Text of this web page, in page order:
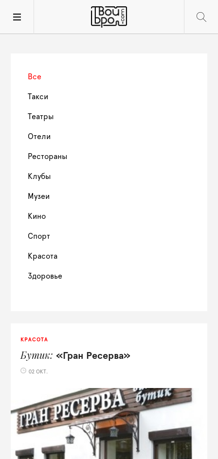
Все
Такси
Театры
Отели
Рестораны
Клубы
Музеи
Кино
Спорт
Красота
Здоровье
КРАСОТА
Бутик «Гран Ресерва»
02 ОКТ.